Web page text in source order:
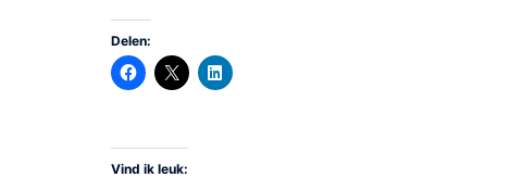
Delen:
Vind ik leuk: